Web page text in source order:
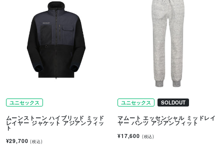
ユニセックス
ムーンストーン ハイブリッド ミッド
レイヤー ジャケット アジアンフィッ
ト
¥29,700(税込)
ユニセックス SOLDOUT
マムート エッセンシャル ミッドレイ
ヤー パンツ アジアンフィット
¥17,600 (税込)